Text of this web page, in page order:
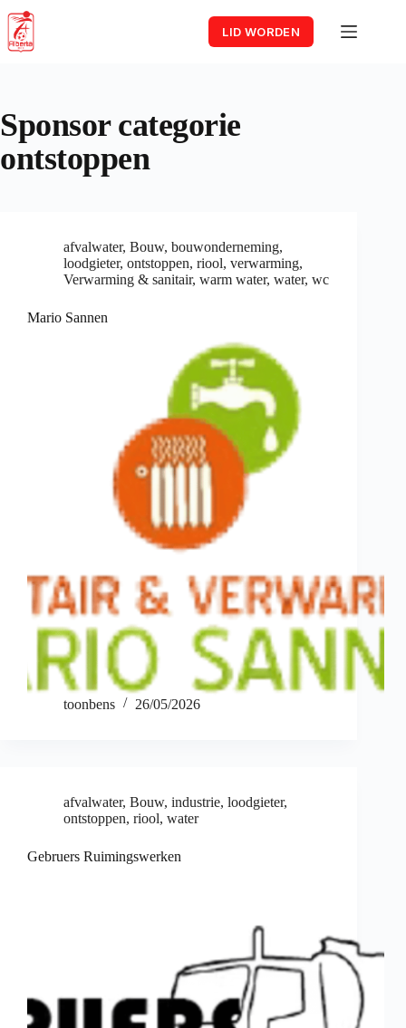
content
LID WORDEN
Sponsor categorie
ontstoppen
afvalwater, Bouw, bouwonderneming,
loodgieter, ontstoppen, riool, verwarming,
Verwarming & sanitair, warm water, water, wc
Mario Sannen
toonbens 26/05/2026
afvalwater, Bouw, industrie, loodgieter,
ontstoppen, riool, water
Gebruers Ruimingswerken